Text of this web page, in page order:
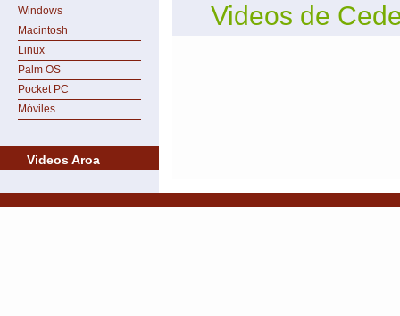
Windows
Macintosh
Linux
Palm OS
Pocket PC
Móviles
Videos Aroa
Videos de